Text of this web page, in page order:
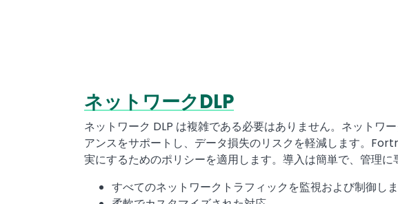
Text
ネットワークDLP
ネットワーク DLP は複雑である必要はありません。ネットワ
アンスをサポートし、データ損失のリスクを軽減します。
実にするためのポリシーを適用します。導入は簡単で、管理に
すべてのネットワークトラフィックを監視および制御し